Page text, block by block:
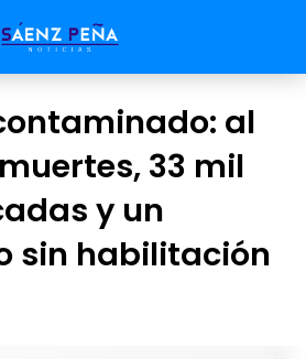
al
33 mil
y un
sin habilitación